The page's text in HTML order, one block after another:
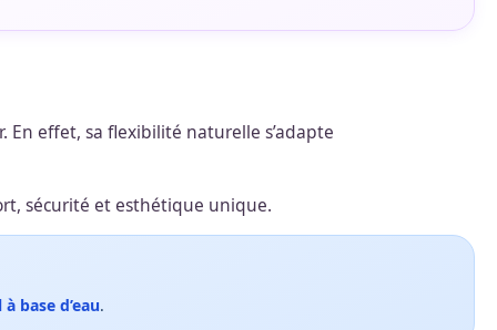
effet, sa flexibilité naturelle s’adapte
sécurité et esthétique unique.
base d’eau.